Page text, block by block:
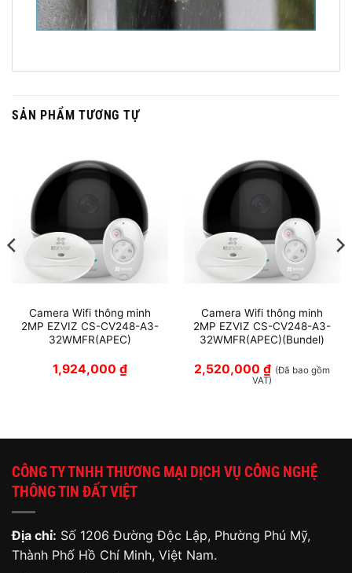
SẢN PHẨM TƯƠNG TỰ
Camera Wifi thông minh
2MP EZVIZ CS-CV248-A3-
32WMFR(APEC)
1,924,000 ₫
Camera Wifi thông minh
2MP EZVIZ CS-CV248-A3-
32WMFR(APEC)(Bundel)
2,520,000 ₫ (Đã bao gồm
VAT)
CÔNG TY TNHH THƯƠNG MẠI DỊCH VỤ CÔNG NGHỆ
THÔNG TIN ĐẤT VIỆT
Địa chỉ: Số 1206 Đường Độc Lập, Phường Phú Mỹ,
Thành Phố Hồ Chí Minh, Việt Nam.